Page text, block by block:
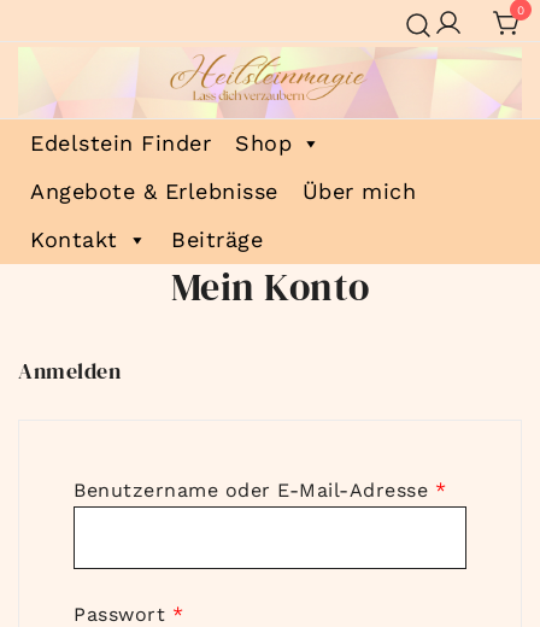
Inhalt
0
Heilsteinmagie
Lass dich verzaubern
Edelstein Finder
Shop
Angebote & Erlebnisse
Über mich
Kontakt
Beiträge
Mein Konto
Anmelden
Benutzername oder E-Mail-Adresse *
Passwort *Erforderlich